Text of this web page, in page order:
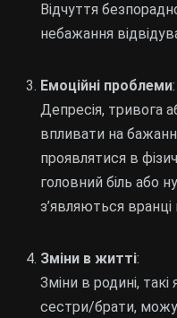
Відчуття
небажання
Емоційні проблеми:
Депресія, тривога
впливати на
проявлятися в
головний біль або
з’являються
Зміни в житті:
Зміни в родині,
сестри/брати,